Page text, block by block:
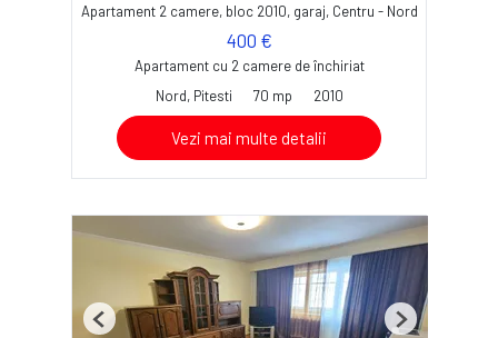
Apartament 2 camere, bloc 2010, garaj, Centru - Nord
400 €
Apartament cu 2 camere de închiriat
Nord, Pitesti
70 mp 2010
Vezi mai multe detalii
Previous Next